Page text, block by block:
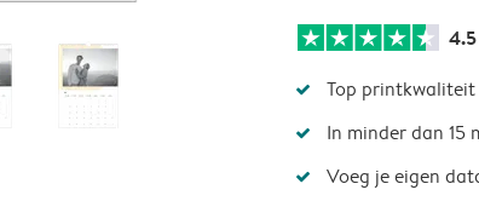
4.5
Top printkwaliteit
In minder dan 15
Voeg je eigen